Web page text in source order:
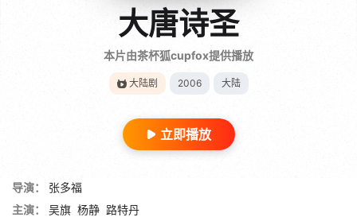
大唐诗圣
本片由茶杯狐cupfox提供播放
大陆剧 2006 大陆
立即播放
导演：
张多福
主演：
吴旗 杨静 路特丹